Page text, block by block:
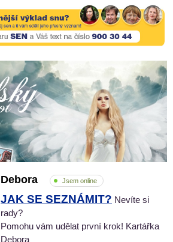
Debora Jsem online
JAK SE SEZNÁMIT? Nevíte si
rady?
Pomohu vám udělat první krok! Kartářka
Debora